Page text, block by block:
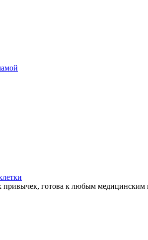
привычек, готова к любым медицинским